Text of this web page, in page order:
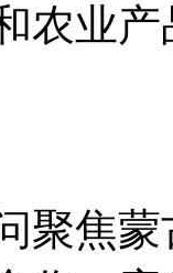
农业
聚焦